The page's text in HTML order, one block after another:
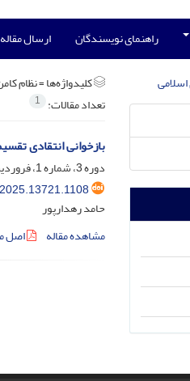
راهنمای نویسندگان ارسال مقاله
کلیدواژه‌ها =نظام
تعداد مقالات: 1
بازخوانی انتقادی
دوره 3، شماره 1، فروردین 1405، صفحه
حامد رهدارپور
مشاهده مقاله
اصل